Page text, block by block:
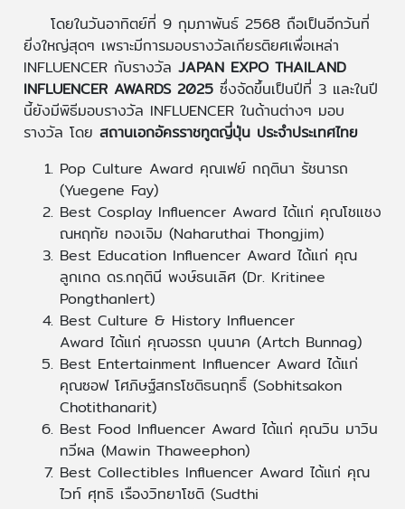
โดยในวันอาทิตย์ที่ 9 กุมภาพันธ์ 2568 ถือเป็นอีกวันที่
ยิ่งใหญ่สุดๆ เพราะมีการมอบรางวัลเกียรติยศเพื่อเหล่า
INFLUENCER กับรางวัล JAPAN EXPO THAILAND
INFLUENCER AWARDS 2025 ซึ่งจัดขึ้นเป็นปีที่ 3 และในปี
นี้ยังมีพิธีมอบรางวัล INFLUENCER ในด้านต่างๆ มอบ
รางวัล โดย สถานเอกอัครราชทูตญี่ปุ่น ประจำประเทศไทย
Pop Culture Award คุณเฟย์ กฤตินา รัชนารถ
(Yuegene Fay)
Best Cosplay Influencer Award ได้แก่ คุณโชแชง
ณหฤทัย ทองเจิม (Naharuthai Thongjim)
Best Education Influencer Award ได้แก่ คุณ
ลูกเกด ดร.กฤตินี พงษ์ธนเลิศ (Dr. Kritinee
Pongthanlert)
Best Culture & History Influencer
Award ได้แก่ คุณอรรถ บุนนาค (Artch Bunnag)
Best Entertainment Influencer Award ได้แก่
คุณซอฟ โศภิษฐ์สกรโชติธนฤทธิ์ (Sobhitsakon
Chotithanarit)
Best Food Influencer Award ได้แก่ คุณวิน มาวิน
ทวีผล (Mawin Thaweephon)
Best Collectibles Influencer Award ได้แก่ คุณ
ไวท์ ศุทธิ เรืองวิทยาโชติ (Sudthi